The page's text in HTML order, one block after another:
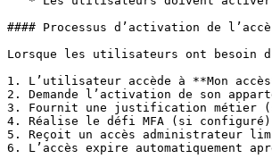
#### Processus d’activation de
Lorsque les utilisateurs ont besoin
1. L’utilisateur accède à **Mon
2. Demande l’activation de son
3. Fournit une justification métier
4. Réalise le défi MFA (si configuré)
5. Reçoit un accès administrateur
6. L’accès expire automatiquement